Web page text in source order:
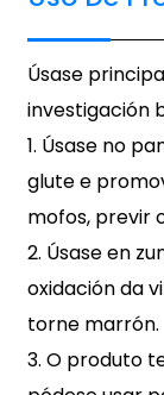
Úsase
investigación
1. Úsase no
glute e
mofos, previr
2. Úsase en
oxidación da
torne marrón.
3. O produto